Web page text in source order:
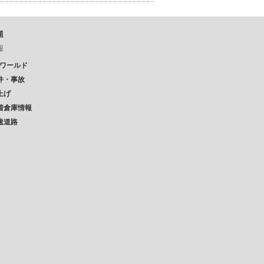
ールド
・事故
げ
倉庫情報
道路